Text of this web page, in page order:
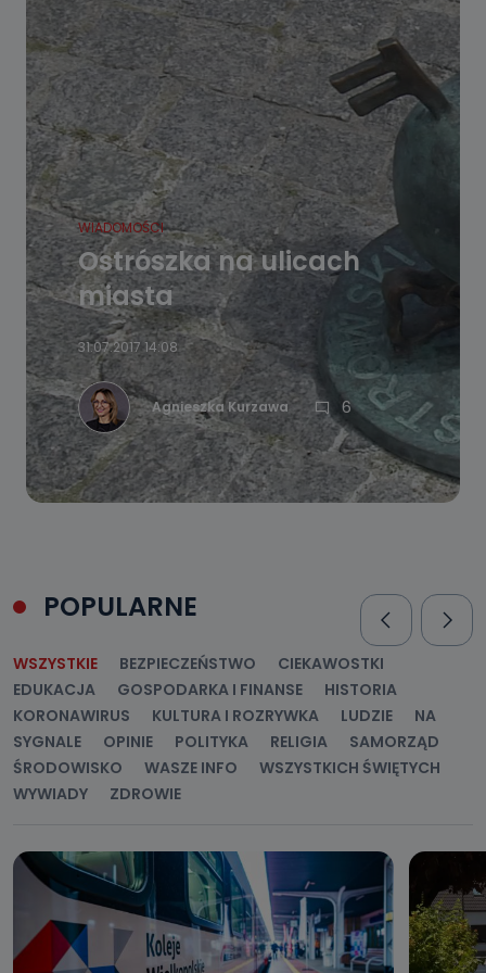
WIADOMOŚCI
Ostrószka na ulicach
miasta
31.07.2017 14:08
Agnieszka Kurzawa 6
POPULARNE
WSZYSTKIE BEZPIECZEŃSTWO
CIEKAWOSTKI
EDUKACJA
GOSPODARKA I FINANSE
HISTORIA
KORONAWIRUS
KULTURA I ROZRYWKA LUDZIE
NA
SYGNALE
OPINIE POLITYKA RELIGIA
SAMORZĄD
ŚRODOWISKO
WASZE INFO
WSZYSTKICH ŚWIĘTYCH
WYWIADY
ZDROWIE